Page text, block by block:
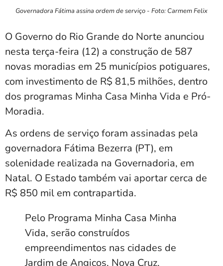
Governadora Fátima assina ordem de serviço - Foto: Carmem Felix
O Governo do Rio Grande do Norte anunciou
nesta terça-feira (12) a construção de 587
novas moradias em 25 municípios potiguares,
com investimento de R$ 81,5 milhões, dentro
dos programas Minha Casa Minha Vida e Pró-
Moradia.
As ordens de serviço foram assinadas pela
governadora Fátima Bezerra (PT), em
solenidade realizada na Governadoria, em
Natal. O Estado também vai aportar cerca de
R$ 850 mil em contrapartida.
Pelo Programa Minha Casa Minha
Vida, serão construídos
empreendimentos nas cidades de
Jardim de Angicos, Nova Cruz,